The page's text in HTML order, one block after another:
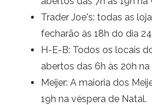
Trader Joe's: todas as
fecharão às 18h do dia
H-E-B: Todos os locais
abertos das 6h às 20h
Meijer: A maioria dos
19h na véspera de Natal.